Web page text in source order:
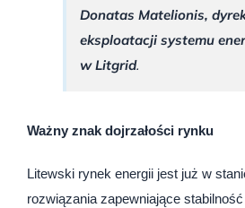
Donatas Matelionis,
eksploatacji systemu
w Litgrid.
Ważny znak dojrzałości rynku
Litewski rynek energii jest już w
rozwiązania zapewniające